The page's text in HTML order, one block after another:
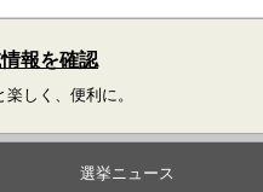
報を確認
しく、便利に。
選挙ニュース